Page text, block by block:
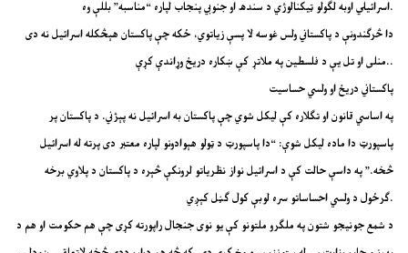
اسرائیلي اوبه لګولو ټیکنالوژي د سندھ او جنوبي پنجاب لپاره “مناسبه” بللې وه.
دا څرګندونې د پاکستاني ولس غوسه لا پسې زیاتوي، ځکه چې پاکستان هېڅکله اسرائیل نه دی
منلی او تل یې د فلسطین په ملاتړ کې ښکاره دریځ وړاندې کړې..
پاکستاني دریځ او ولسي حساسیت
په اساسي قانون او تګلاره کې لیکل شوي چې پاکستان به اسرائیل نه پېژني. د پاکستان پر
پاسپورټ دا ماده لیکل شوې: “دا پاسپورټ د ټولو هېوادونو لپاره معتبر دی پرته له اسرائیل
څخه.” په داسې حالت کې د اسرائیل نواز نظریاتو لرونکې څېره د پاکستان د پلاوي برخه
ګرځول د ولسي احساساتو سره لوبې کول ګڼل کېږي.
د شمع جونیجو شتون په ملګرو ملتونو کې یو نوی جنجال راپورته کړی چې هم حکومت او هم د